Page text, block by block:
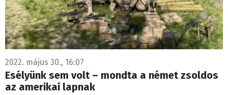
2022. május 30., 16:07
Esélyünk sem volt – mondta a német zsoldos
az amerikai lapnak